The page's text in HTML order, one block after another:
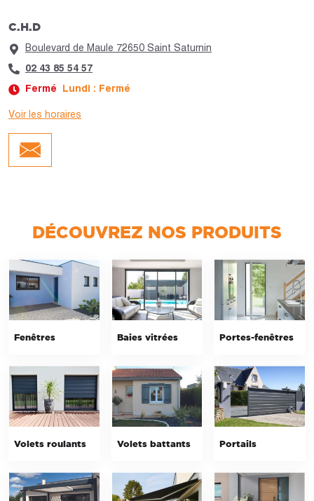
C.H.D
Boulevard de Maule 72650 Saint Saturnin
02 43 85 54 57
Fermé
Lundi : Fermé
Voir les horaires
Jour :
Lundi
Mardi
Dimanche
Fermé
DÉCOUVREZ NOS PRODUITS
Fenêtres Baies vitrées Portes-fenêtres
Volets roulants Volets battants Portails